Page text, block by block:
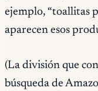
ejemplo, “toallitas
aparecen esos
(La división que
búsqueda de